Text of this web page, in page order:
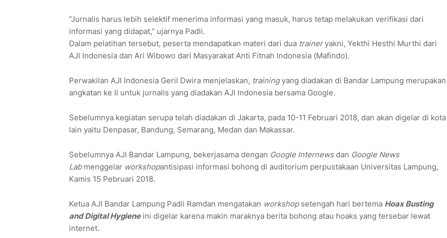
“Jurnalis harus lebih selektif menerima informasi yang masuk, harus tetap melakukan verifikasi dari
informasi yang didapat,” ujarnya Padli.
Dalam pelatihan tersebut, peserta mendapatkan materi dari dua traineryakni, Yekthi Hesthi Murthi dari
AJI Indonesia dan Ari Wibowo dari Masyarakat Anti Fitnah Indonesia (Mafindo).
Perwakilan AJI Indonesia Geril Dwira menjelaskan, trainingyang diadakan di Bandar Lampung merupakan
angkatan ke II untuk jurnalis yang diadakan AJI Indonesia bersama Google.
Sebelumnya kegiatan serupa telah diadakan di Jakarta, pada 10-11 Februari 2018, dan akan digelar di kota
lain yaitu Denpasar, Bandung, Semarang, Medan dan Makassar.
Sebelumnya AJI Bandar Lampung, bekerjasama dengan Google Internewsdan Google News
Labmenggelar workshopantisipasi informasi bohong di auditorium perpustakaan Universitas Lampung,
Kamis 15 Pebruari 2018.
Ketua AJI Bandar Lampung Padli Ramdan mengatakan workshopsetengah hari bertema Hoax Busting
and Digital Hygieneini digelar karena makin maraknya berita bohong atau hoaks yang tersebar lewat
internet.